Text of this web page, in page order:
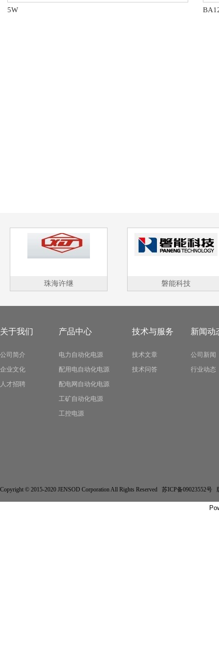
5W
珠海许继 磐能科技
关于我们
公司简介
企业文化
人才招聘
产品中心
电力自动化电源
配用电自动化电源
配电网自动化电源
工矿自动化电源
工控电源
技术与服务
技术文章
技术问答
新闻动
公司新闻
行业动态
Copyright © 2015-2020 JENSOD Corporation All Rights Reserved 苏ICP备09023552